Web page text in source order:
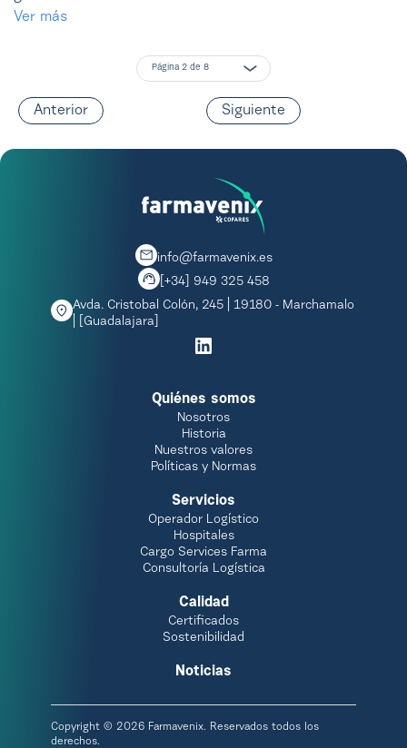
Ver más
Página 2 de 8
Anterior Siguiente
info@farmavenix.es
[+34] 949 325 458
Avda. Cristobal Colón, 245 | 19180 - Marchamalo
| [Guadalajara]
Quiénes somos
Nosotros
Historia
Nuestros valores
Políticas y Normas
Servicios
Operador Logístico
Hospitales
Cargo Services Farma
Consultoría Logística
Calidad
Certificados
Sostenibilidad
Noticias
Copyright © 2026 Farmavenix. Reservados todos los
derechos.